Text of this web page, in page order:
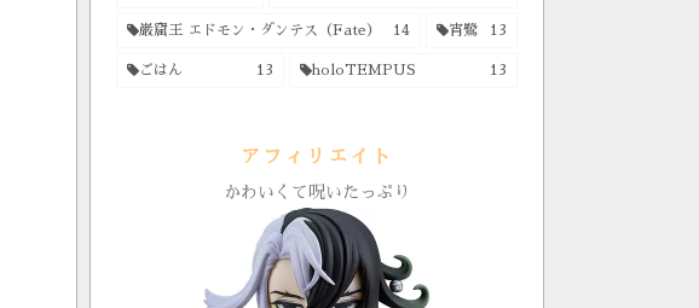
巌窟王 エドモン・ダンテス（Fate） 14 宵鷺 13
ごはん 13 holoTEMPUS 13
アフィリエイト
かわいくて呪いたっぷり